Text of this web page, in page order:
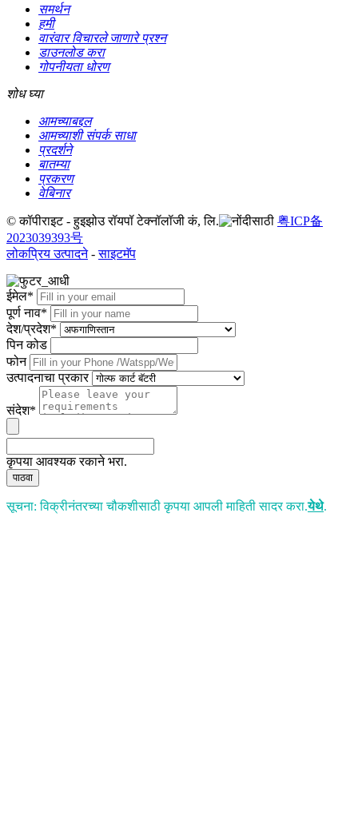
समर्थन
हमी
वारंवार विचारले जाणारे प्रश्न
डाउनलोड करा
गोपनीयता धोरण
शोध घ्या
आमच्याबद्दल
आमच्याशी संपर्क साधा
प्रदर्शने
बातम्या
प्रकरण
वेबिनार
© कॉपीराइट - हुइझोउ रॉयपॉ टेक्नॉलॉजी कं, लि.
粤ICP备
2023039393号
लोकप्रिय उत्पादने-साइटमॅप
ईमेल*
पूर्ण नाव*
देश/प्रदेश*
पिन कोड
फोन
उत्पादनाचा प्रकार
संदेश*
कृपया आवश्यक रकाने भरा.
पाठवा
सूचना: विक्रीनंतरच्या चौकशीसाठी कृपया आपली माहिती सादर करा.येथे.